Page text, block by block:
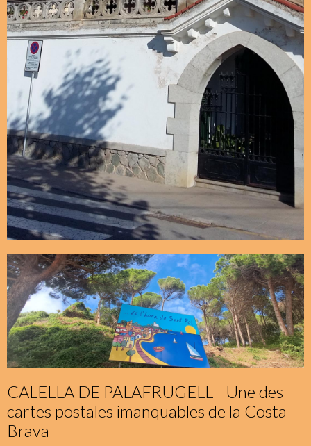
CALELLA DE PALAFRUGELL - Une des
cartes postales imanquables de la Costa
Brava